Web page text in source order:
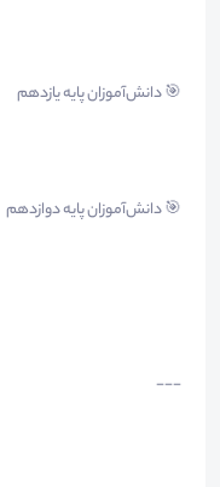
🎯 دانش‌آموزان پایه یازدهم
🎯 دانش‌آموزان پایه دوازدهم
---